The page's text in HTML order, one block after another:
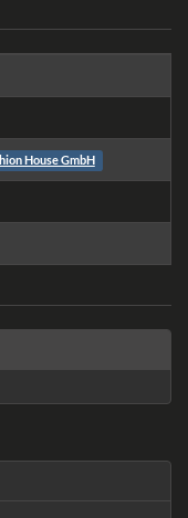
House GmbH